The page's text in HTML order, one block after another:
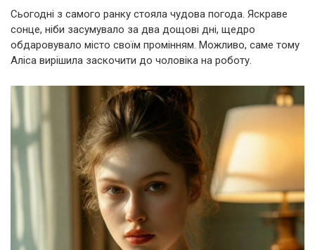
Сьогодні з самого ранку стояла чудова погода. Яскраве
сонце, ніби засумувало за два дощові дні, щедро
обдаровувало місто своїм промінням. Можливо, саме тому
Аліса вирішила заскочити до чоловіка на роботу.